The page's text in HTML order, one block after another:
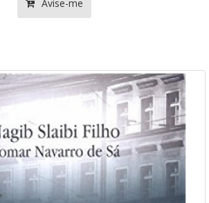
Avise-me